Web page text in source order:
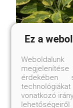
Ez a
érdekében
vonatkozó